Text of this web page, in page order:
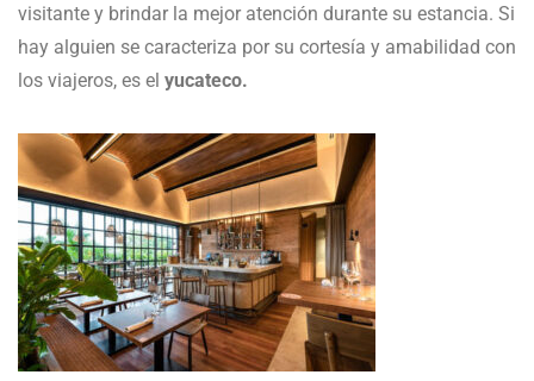
visitante y brindar la mejor atención durante su estancia. Si
hay alguien se caracteriza por su cortesía y amabilidad con
los viajeros, es el yucateco.